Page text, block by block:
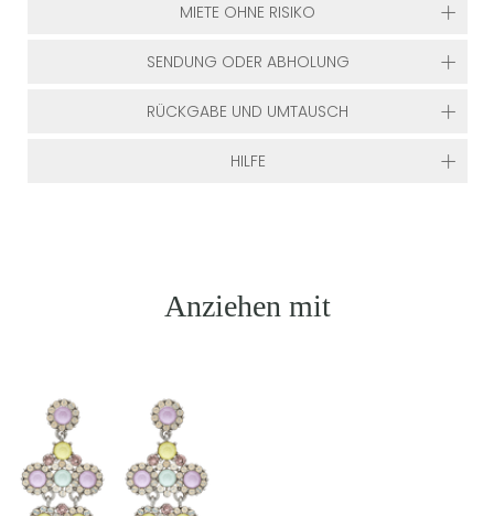
MIETE OHNE RISIKO
SENDUNG ODER ABHOLUNG
RÜCKGABE UND UMTAUSCH
HILFE
Anziehen mit